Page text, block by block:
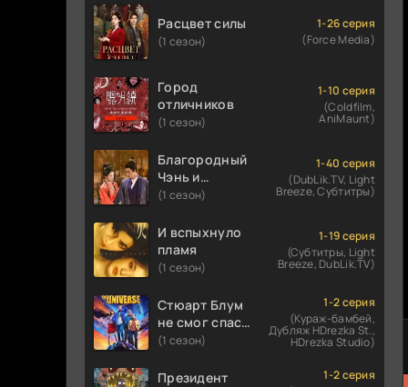
Расцвет силы
(1 сезон)
1-26 серия
(Force Media)
Город
отличников
(1 сезон)
1-10 серия
(Coldfilm,
AniMaunt)
Благородный
Чэнь и
прекрасная
(1 сезон)
1-40 серия
(DubLik.TV, Light
Breeze, Субтитры)
И вспыхнуло
пламя
(1 сезон)
1-19 серия
(Субтитры, Light
Breeze, DubLik.TV)
Стюарт Блум
не смог спасти
вселенную
(1 сезон)
1-2 серия
(Кураж-бамбей,
Дубляж HDrezka St.,
HDrezka Studio)
Президент
1-2 серия